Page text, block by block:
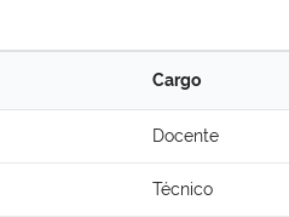
Cargo
Docente
Técnico